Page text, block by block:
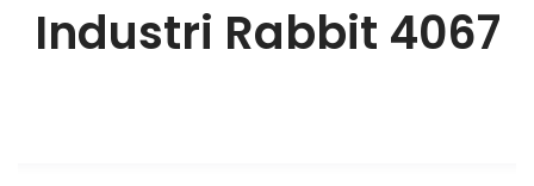
Industri Rabbit 4067